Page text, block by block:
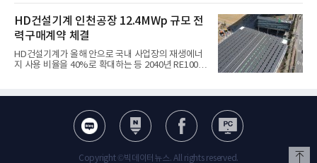
해 성과 기반의 AI 활
행 등으로 적용 범위를 넓혀 AI를 새로운 톡비즈 성장
축으로 만들겠다는 구상이다.정신아 카카오 대표는 6
일 열린 2분기 실적 발표 컨퍼런스콜에서 "AI는 톡비
즈 성장 재점화의 핵심이자 주요 매출원으로 자리 잡
을 것"이라며 이같은 AI 사업 전략을 공개했다. 카카
오는 이날 함께 발표한 2분기 연결 매출이 전년 동기
대비 9% 증가한 2조985억원, 영업이익은 36% 늘어
HD건설기계 인천공장 12.4MWp 규모 전
력구매계약 체결
HD건설기계가 올해 안으로 국내 사업장의 재생에너
지 사용 비율을 40%로 확대하는 등 2040년 RE100
MWp(메가와트피크) 규모의 전력구매계약(PPA)을
체결했다고 6일 밝혔다.이번 계약으로 인천공장의 재
생에너지 전력 사용 비중은 2027년 1월 기준, 기존
19%에서 43.9%로 두 배 이상 확대될 예정이다. HD
건설기계는 국내 주요 사업장에서도 재생에너지 전력
42%, 군산은 53.1%에 이르게 된다.HD건설기계 국
Copyright ©빅데이터뉴스. All rights reserved.